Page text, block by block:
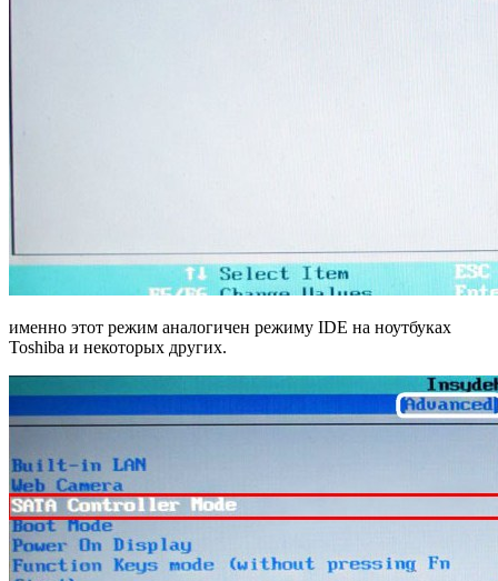
именно этот режим аналогичен режиму IDE на ноутбуках
Toshiba и некоторых других.